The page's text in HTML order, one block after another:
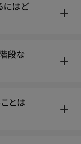
にはど
段な
とは